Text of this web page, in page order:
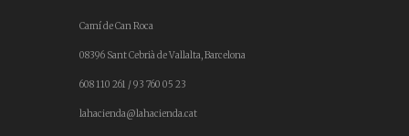
Camí de Can Roca
08396 Sant Cebrià de Vallalta, Barcelona
608 110 261 / 93 760 05 23
lahacienda@lahacienda.cat